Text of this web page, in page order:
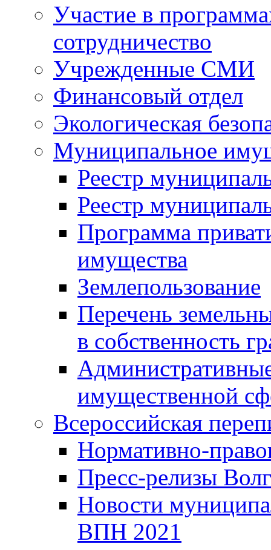
Участие в
сотрудничество
Учрежденные СМИ
Финансовый отдел
Экологическая
Муниципальное
Реестр
Реестр
Программа
имущества
Землепользование
Перечень
в собственность
имущественной
Всероссийская
Нормативно-
Пресс-релизы
Новости
ВПН 2021